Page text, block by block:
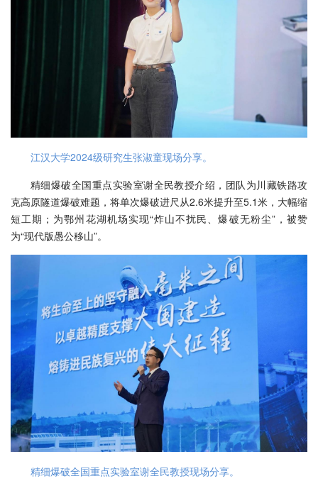
江汉大学2024级研究生张淑童现场分享。
精细爆破全国重点实验室谢全民教授介绍，团队为川藏铁路攻
克高原隧道爆破难题，将单次爆破进尺从2.6米提升至5.1米，大幅缩
短工期；为鄂州花湖机场实现“炸山不扰民、爆破无粉尘”，被赞
为“现代版愚公移山”。
精细爆破全国重点实验室谢全民教授现场分享。